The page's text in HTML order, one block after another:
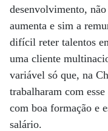
desenvolvimento,
aumenta e sim a
difícil reter talentos
uma cliente
variável só que, na
trabalharam com
com boa formação e
salário.